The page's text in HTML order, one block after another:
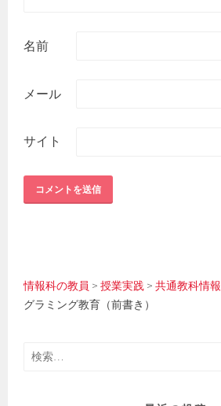
名前
メール
サイト
情報科の教員 >授業実践 >共通教科情報
グラミング教育（前書き）
検